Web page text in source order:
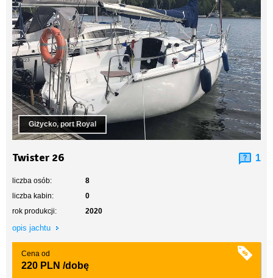
Giżycko, port Royal
Twister 26 1
liczba osób:
8
liczba kabin:
0
rok produkcji:
2020
opis jachtu
Cena od
220 PLN /dobę